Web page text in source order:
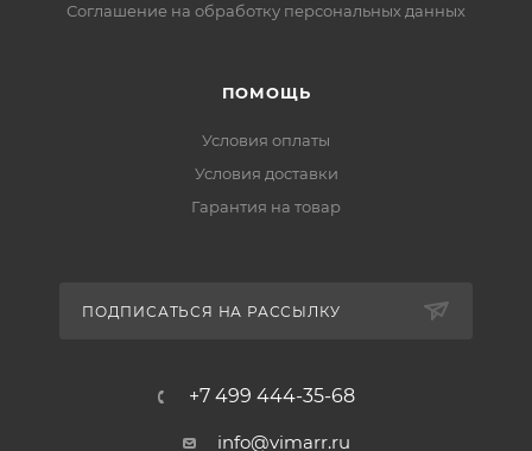
Соглашение на обработку персональных данных
ПОМОЩЬ
Условия оплаты
Условия доставки
Гарантия на товар
ПОДПИСАТЬСЯ НА РАССЫЛКУ
+7 499 444-35-68
info@vimarr.ru